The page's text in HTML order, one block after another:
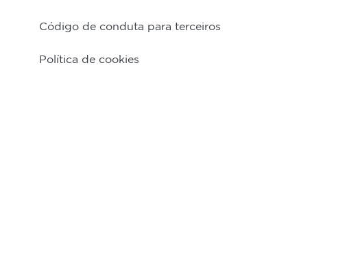
Código de conduta para terceiros
Política de cookies